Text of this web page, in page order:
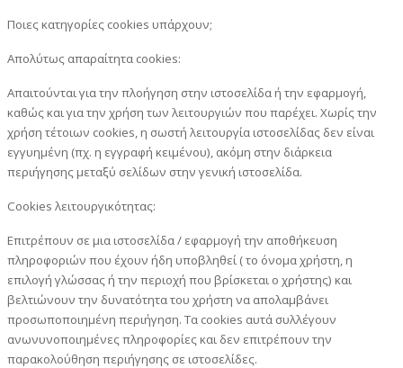
Ποιες κατηγορίες cookies υπάρχουν;
Απολύτως απαραίτητα cookies:
Απαιτούνται για την πλοήγηση στην ιστοσελίδα ή την εφαρμογή,
καθώς και για την χρήση των λειτουργιών που παρέχει. Χωρίς την
χρήση τέτοιων cookies, η σωστή λειτουργία ιστοσελίδας δεν είναι
εγγυημένη (πχ. η εγγραφή κειμένου), ακόμη στην διάρκεια
περιήγησης μεταξύ σελίδων στην γενική ιστοσελίδα.
Cookies λειτουργικότητας:
Επιτρέπουν σε μια ιστοσελίδα / εφαρμογή την αποθήκευση
πληροφοριών που έχουν ήδη υποβληθεί ( το όνομα χρήστη, η
επιλογή γλώσσας ή την περιοχή που βρίσκεται ο χρήστης) και
βελτιώνουν την δυνατότητα του χρήστη να απολαμβάνει
προσωποποιημένη περιήγηση. Τα cookies αυτά συλλέγουν
ανωνυνοποιημένες πληροφορίες και δεν επιτρέπουν την
παρακολούθηση περιήγησης σε ιστοσελίδες.